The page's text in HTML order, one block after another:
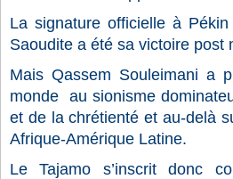
La signature officielle à
Saoudite a été sa victoire post
Mais Qassem Souleimani a
monde
au sionisme
et de la chrétienté et au-delà
Afrique-Amérique Latine.
Le Tajamo s’inscrit donc